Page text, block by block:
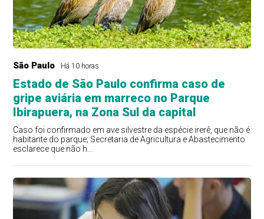
São Paulo Há 10 horas
Estado de São Paulo confirma caso de
gripe aviária em marreco no Parque
Ibirapuera, na Zona Sul da capital
Caso foi confirmado em ave silvestre da espécie irerê, que não é
habitante do parque; Secretaria de Agricultura e Abastecimento
esclarece que não h...